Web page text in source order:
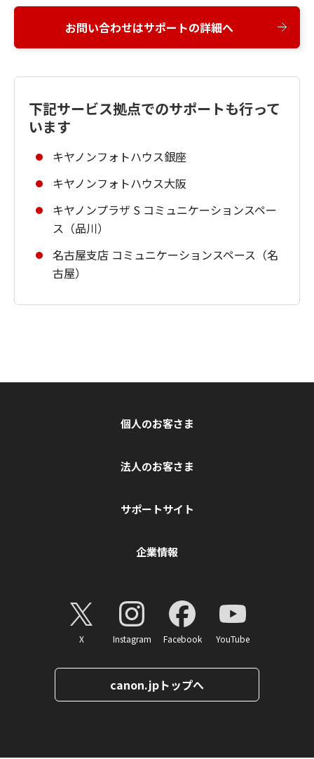
お問い合わせはサポートの詳細へ
下記サービス拠点でのサポートも行って
います
キヤノンフォトハウス銀座
キヤノンフォトハウス大阪
キヤノンプラザ S コミュニケーションスペー
ス（品川）
名古屋支店 コミュニケーションスペース（名
古屋）
個人のお客さま
法人のお客さま
サポートサイト
企業情報
X Instagram Facebook YouTube
canon.jpトップへ